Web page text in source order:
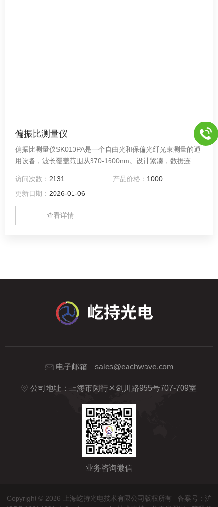
偏振比测量仪
偏振比测量仪SK010PA是一个自由光和保偏光纤光束测量的通
用设备，波长覆盖范围从370-1600nm。设计紧凑，数据连接
访问次数： 2131 产品价格： 1000
更新日期： 2026-01-06
查看详情
电子邮箱： sales@eachwave.com
公司地址：上海市闵行区剑川路955号707-709室
业务咨询微信
Copyright © 2026 上海屹持光电技术有限公司版权所有 备案号：沪